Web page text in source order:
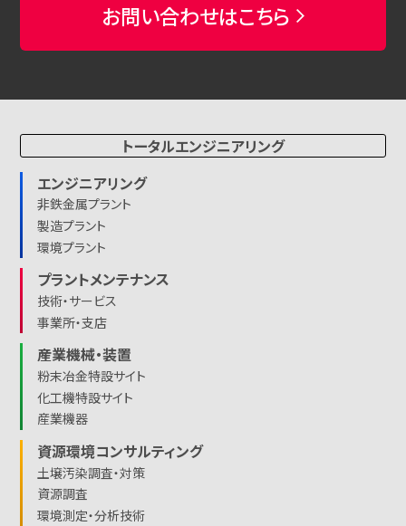
お問い合わせはこちら
トータルエンジニアリング
エンジニアリング
非鉄金属プラント
製造プラント
環境プラント
プラントメンテナンス
技術・サービス
事業所・支店
産業機械・装置
粉末冶金特設サイト
化工機特設サイト
産業機器
資源環境コンサルティング
土壌汚染調査・対策
資源調査
環境測定・分析技術